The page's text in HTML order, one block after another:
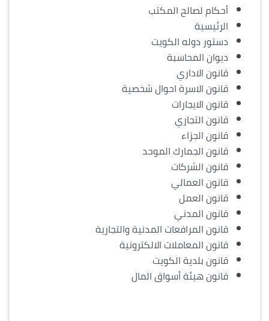
أحكام لصالح المكتب
الرئيسية
دستور دوله الكويت
ديوان المحاسبة
قانون الاداري
قانون الاسرة احوال شخصية
قانون الايجارات
قانون التجاري
قانون الجزاء
قانون الجمارك الموحد
قانون الشركات
قانون العمالي
قانون العمل
قانون المدني
قانون المرافعات المدنية والتجارية
قانون المعاملات الالكترونية
قانون بلدية الكويت
قانون هيئة أسواق المال